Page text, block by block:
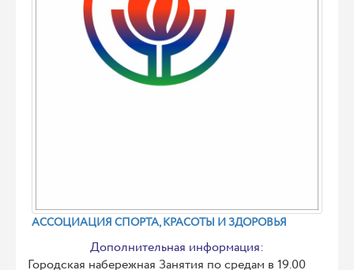
АССОЦИАЦИЯ СПОРТА, КРАСОТЫ И ЗДОРОВЬЯ
Дополнительная информация:
Городская набережная Занятия по средам в 19.00